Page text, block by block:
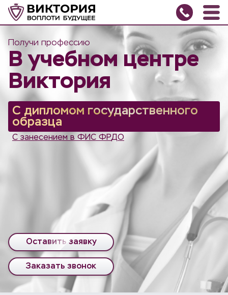
Получи профессию
В учебном центре
Виктория
С дипломом государственного
образца
С занесением в ФИС ФРДО
Оставить заявку
Заказать звонок